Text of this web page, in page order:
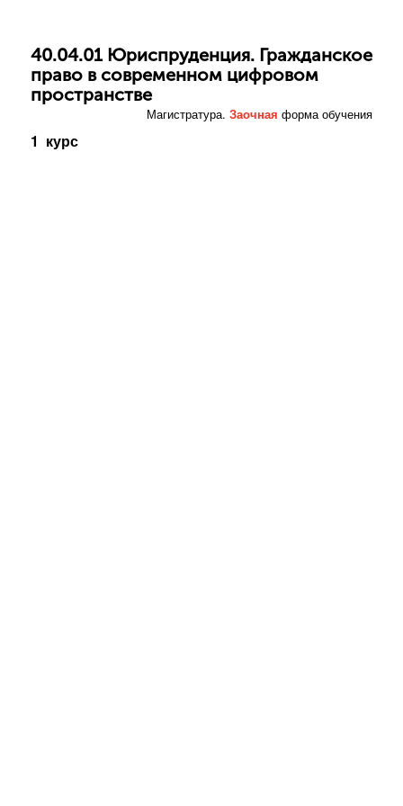
40.04.01 Юриспруденция. Гражданское
право в современном цифровом
пространстве
Магистратура.Заочная форма обучения
1 курс